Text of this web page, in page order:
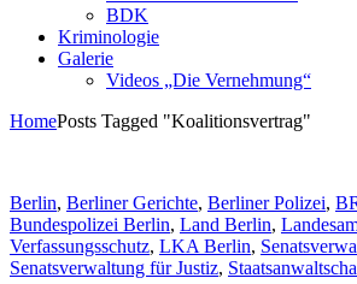
BDK
Kriminologie
Galerie
Videos „Die Vernehmung“
HomePosts Tagged "Koalitionsvertrag"
Berlin, Berliner Gerichte, Berliner Polizei,
Bundespolizei Berlin, Land Berlin,
Verfassungsschutz, LKA Berlin,
Senatsverwaltung für Justiz,